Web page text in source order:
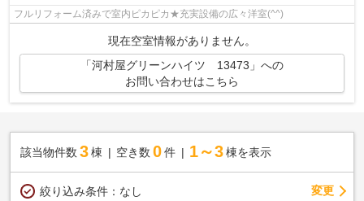
フルリフォーム済みで室内ピカピカ★充実設備の広々洋室(^^)
現在空室情報がありません。
「河村屋グリーンハイツ 13473」への
お問い合わせはこちら
該当物件数 3棟 空き数 0 件 1～3 棟を表示
絞り込み条件： なし 変更